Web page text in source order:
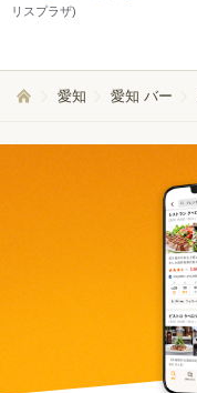
リスプラザ)
愛知 愛知 バー